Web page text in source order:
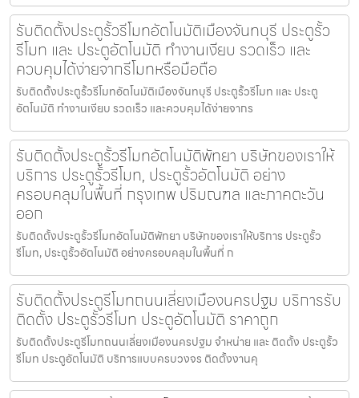
รับติดตั้งประตูรั้วรีโมทอัตโนมัติเมืองจันทบุรี ประตูรั้ว
รีโมท และ ประตูอัตโนมัติ ทำงานเงียบ รวดเร็ว และ
ควบคุมได้ง่ายจากรีโมทหรือมือถือ
รับติดตั้งประตูรั้วรีโมทอัตโนมัติเมืองจันทบุรี ประตูรั้วรีโมท และ ประตู
อัตโนมัติ ทำงานเงียบ รวดเร็ว และควบคุมได้ง่ายจากร
รับติดตั้งประตูรั้วรีโมทอัตโนมัติพัทยา บริษัทของเราให้
บริการ ประตูรั้วรีโมท, ประตูรั้วอัตโนมัติ อย่าง
ครอบคลุมในพื้นที่ กรุงเทพ ปริมณฑล และภาคตะวัน
ออก
รับติดตั้งประตูรั้วรีโมทอัตโนมัติพัทยา บริษัทของเราให้บริการ ประตูรั้ว
รีโมท, ประตูรั้วอัตโนมัติ อย่างครอบคลุมในพื้นที่ ก
รับติดตั้งประตูรีโมทถนนเลี่ยงเมืองนครปฐม บริการรับ
ติดตั้ง ประตูรั้วรีโมท ประตูอัตโนมัติ ราคาถูก
รับติดตั้งประตูรีโมทถนนเลี่ยงเมืองนครปฐม จำหน่าย และ ติดตั้ง ประตูรั้ว
รีโมท ประตูอัตโนมัติ บริการแบบครบวงจร ติดตั้งงานคุ